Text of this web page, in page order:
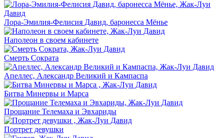
Лора-Эмилия-Фелисия Давид, баронесса Мёнье
Наполеон в своем кабинете
Смерть Сократа
Апеллес, Александр Великий и Кампаспа
Битва Минервы и Марса
Прощание Телемаха и Эвхариды
Портрет девушки